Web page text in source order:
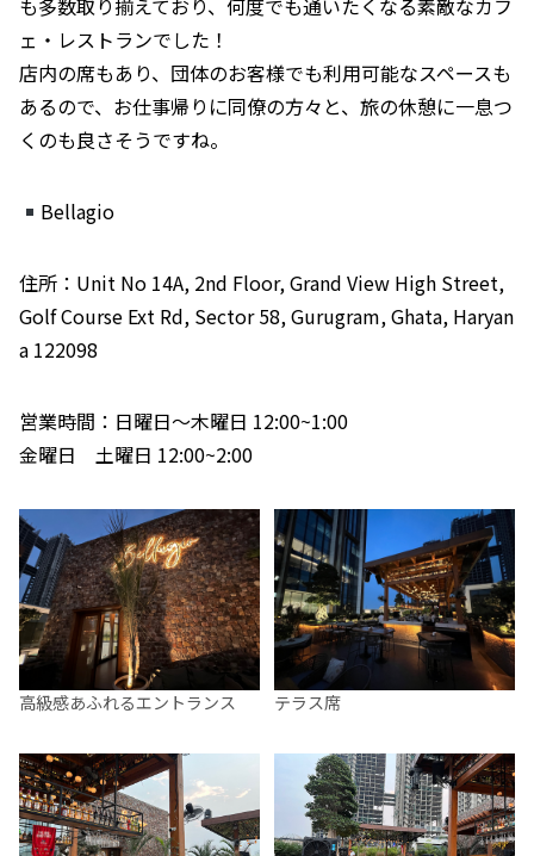
も多数取り揃えており、何度でも通いたくなる素敵なカフ
ェ・レストランでした！
店内の席もあり、団体のお客様でも利用可能なスペースも
あるので、お仕事帰りに同僚の方々と、旅の休憩に一息つ
くのも良さそうですね。
Bellagio
住所：Unit No 14A, 2nd Floor, Grand View High Street,
Golf Course Ext Rd, Sector 58, Gurugram, Ghata, Haryan
a 122098
営業時間：日曜日〜木曜日 12:00~1:00
金曜日 土曜日 12:00~2:00
高級感あふれるエントランス テラス席